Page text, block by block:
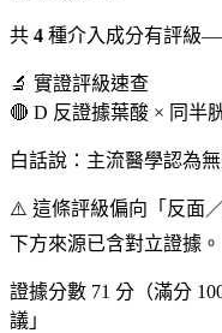
共 4 種介入成分有評級
🔬 實證評級速查
🔴 D 反證據葉酸 × 同半
白話說：主流醫學認為
⚠️ 這條評級偏向「反面
下方來源已含對立證據。
證據分數 71 分（滿分
議」